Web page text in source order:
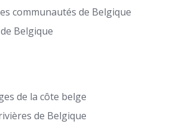
communautés de Belgique
Belgique
de la côte belge
de Belgique